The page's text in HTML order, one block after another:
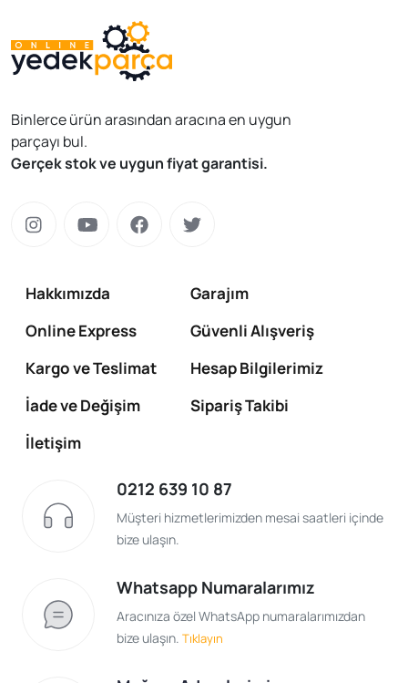
Binlerce ürün arasından aracına en uygun
parçayı bul.
Gerçek stok ve uygun fiyat garantisi.
Hakkımızda
Garajım
Online Express
Güvenli Alışveriş
Kargo ve Teslimat
Hesap Bilgilerimiz
İade ve Değişim
Sipariş Takibi
İletişim
0212 639 10 87
Müşteri hizmetlerimizden mesai saatleri içinde
bize ulaşın.
Whatsapp Numaralarımız
Aracınıza özel WhatsApp numaralarımızdan
bize ulaşın. Tıklayın